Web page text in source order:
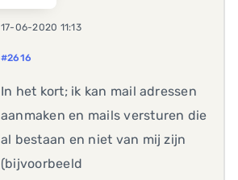
17-06-2020 11:13
#2616
In het kort; ik kan mail adressen
aanmaken en mails versturen die
al bestaan en niet van mij zijn
(bijvoorbeeld